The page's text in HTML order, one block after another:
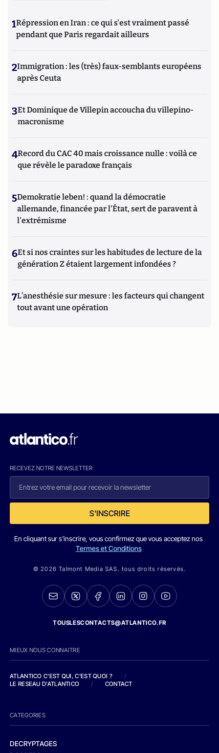
1Répression en Iran : ce qui s'est vraiment passé
pendant que Paris regardait ailleurs
2Immigration : les (très) faux-semblants européens
après Ceuta
3Et Dominique de Villepin accoucha du villepino-
macronisme
4Record du CAC 40 mais croissance nulle : voilà ce
que révèle le paradoxe français
5Demokratie leben! : quand la démocratie
allemande, financée par l'État, sert de paravent à
l'extrémisme
6Et si nos craintes sur les habitudes de lecture de la
génération Z étaient largement infondées ?
7L’anesthésie sur mesure : les facteurs qui changent
tout avant une opération
RECEVEZ NOTRE NEWSLETTER
S'INSCRIRE
En cliquant sur s'inscrire, vous confirmez que vous acceptez nos
Termes et Conditions
© 2026 Talmont Media SAS. tous droits réservés.
TOUSLESCONTACTS@ATLANTICO.FR
MIEUX NOUS CONNAITRE
ATLANTICO C'EST QUI, C'EST QUOI ?
/
LE RESEAU D'ATLANTICO
/ CONTACT
CATEGORIES
DECRYPTAGES